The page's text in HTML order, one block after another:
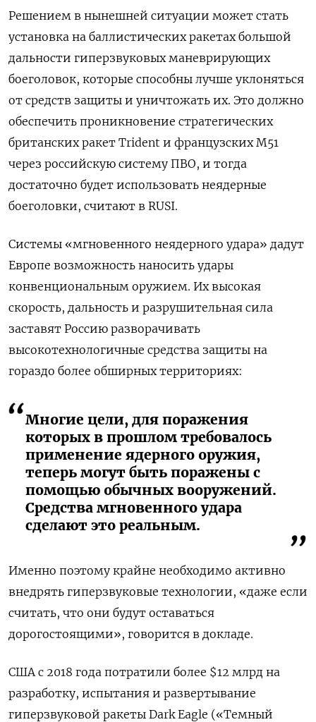
Решением в нынешней ситуации может стать
установка на баллистических ракетах большой
дальности гиперзвуковых маневрирующих
боеголовок, которые способны лучше уклоняться
от средств защиты и уничтожать их. Это должно
обеспечить проникновение стратегических
британских ракет Trident и французских M51
через российскую систему ПВО, и тогда
достаточно будет использовать неядерные
боеголовки, считают в RUSI.
Системы «мгновенного неядерного удара» дадут
Европе возможность наносить удары
конвенциональным оружием. Их высокая
скорость, дальность и разрушительная сила
заставят Россию разворачивать
высокотехнологичные средства защиты на
гораздо более обширных территориях:
Многие цели, для поражения
которых в прошлом требовалось
применение ядерного оружия,
теперь могут быть поражены с
помощью обычных вооружений.
Средства мгновенного удара
сделают это реальным.
Именно поэтому крайне необходимо активно
внедрять гиперзвуковые технологии, «даже если
считать, что они будут оставаться
дорогостоящими», говорится в докладе.
США с 2018 года потратили более $12 млрд на
разработку, испытания и развертывание
гиперзвуковой ракеты Dark Eagle («Темный